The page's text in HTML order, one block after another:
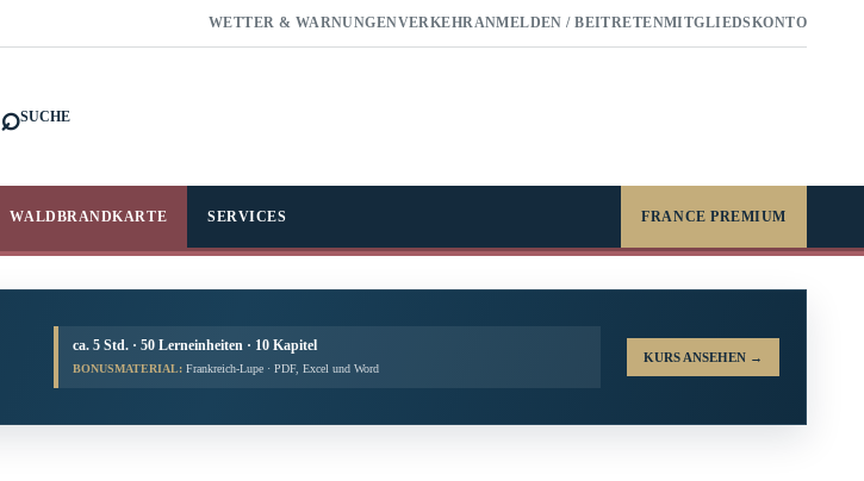
WETTER & WARNUNGENVERKEHRANMELDEN / BEITRETENMITGLIEDSKONTO
⌕SUCHE
WALDBRANDKARTE SERVICES FRANCE PREMIUM
ca. 5 Std. · 50 Lerneinheiten · 10 Kapitel
BONUSMATERIAL: Frankreich-Lupe · PDF, Excel und Word
KURS ANSEHEN →